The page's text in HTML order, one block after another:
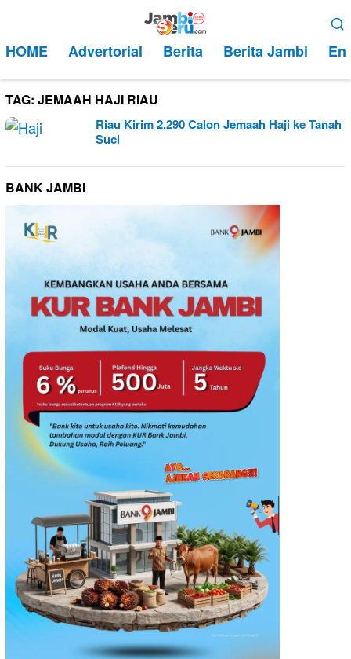
kontenMobile
HOME Advertorial Berita Berita Jambi
TAG: JEMAAH HAJI RIAU
Riau Kirim 2.290 Calon Jemaah Haji ke Tanah
Suci
BANK JAMBI